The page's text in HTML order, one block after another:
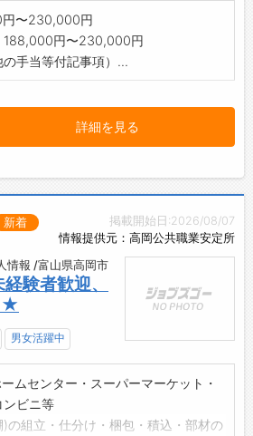
〜230,000円
188,000円〜230,000円
の手当等付記事項）...
詳細を見る
掲載開始日:2026/08/07
情報提供元：高岡公共職業安定所
新着
報 /富山県高岡市
者歓迎、
男女活躍中
ムセンター・スーパーマーケット・
ンビニ等
)の組立・仕分け・梱包・積込・部材の